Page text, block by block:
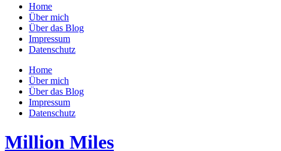
Home
Über mich
Über das Blog
Impressum
Datenschutz
Home
Über mich
Über das Blog
Impressum
Datenschutz
Million Miles